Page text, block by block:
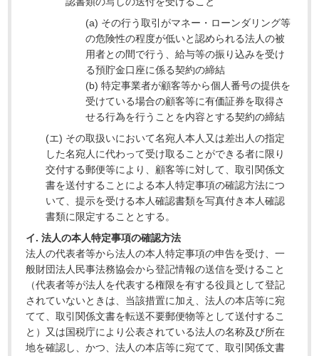
(a) その行う取引がマネー・ローンダリング等
の危険性の程度が低いと認められる法人の被
用者との間で行う、給与等の振り込みを受け
る預貯金口座に係る契約の締結
(b) 特定事業者が顧客等から個人番号の提供を
受けている場合の顧客等に有価証券を取得さ
せる行為を行うことを内容とする契約の締結
(エ) その取扱いにおいて名宛人本人又は差出人の指定
した名宛人に代わって受け取ることができる者に限り
交付する郵便等により、顧客等に対して、取引関係文
書を送付することによる本人特定事項の確認方法につ
いて、提示を受ける本人確認書類を写真付き本人確認
書類に限定することとする。
イ. 法人の本人特定事項の確認方法
法人の代表者等から法人の本人特定事項の申告を受け、一
般財団法人民事法務協会から登記情報の送信を受けること
（代表者等が法人を代表する権限を有する役員として登記
されていないときは、当該措置に加え、法人の本店等に宛
てて、取引関係文書を転送不要郵便物等として送付するこ
と）又は国税庁により公表されている法人の名称及び所在
地を確認し、かつ、法人の本店等に宛てて、取引関係文書